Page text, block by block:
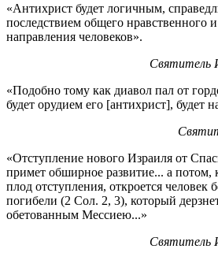
«Антихрист будет логичным,
последствием общего нравственного
направления человеков».
Святитель
«Подобно тому как диавол пал от
будет орудием его [антихрист], будет
«Отступление нового Израиля от
примет обширное развитие... а потом,
плод отступления, откроется человек
погибели (2 Сол. 2, 3), который
обетованным Мессиею...»
Святитель